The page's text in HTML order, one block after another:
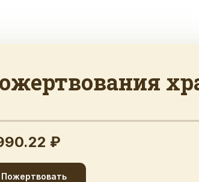
₽
Пожертвовать